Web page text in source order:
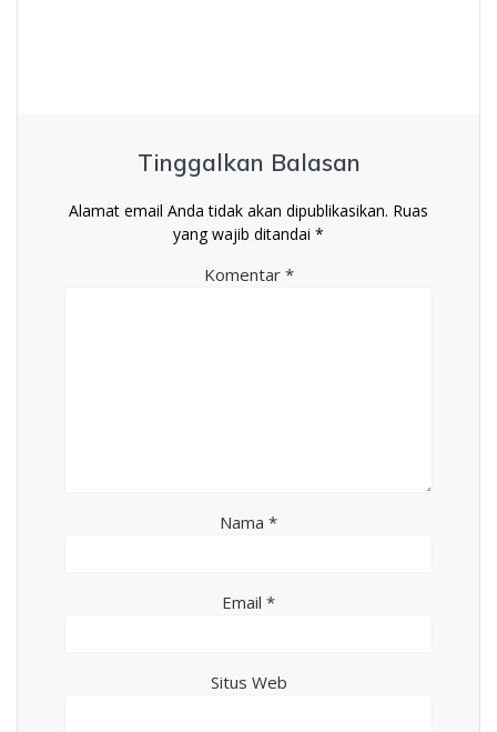
Tinggalkan Balasan
Alamat email Anda tidak akan dipublikasikan. Ruas
yang wajib ditandai *
Komentar *
Nama *
Email *
Situs Web